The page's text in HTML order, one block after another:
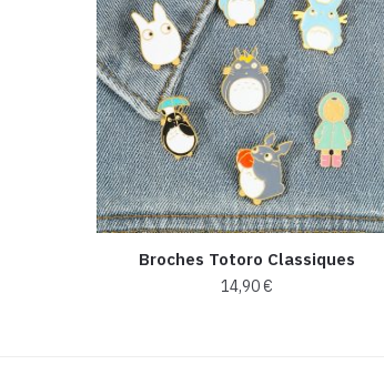
Broches Totoro Classiques
14,90€